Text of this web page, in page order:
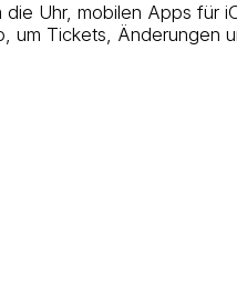
Uhr, mobilen Apps für
um Tickets, Änderungen